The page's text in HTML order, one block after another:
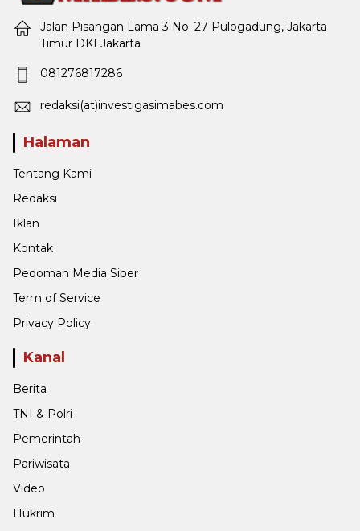
Jalan Pisangan Lama 3 No: 27 Pulogadung, Jakarta
Timur DKI Jakarta
081276817286
redaksi(at)investigasimabes.com
Halaman
Tentang Kami
Redaksi
Iklan
Kontak
Pedoman Media Siber
Term of Service
Privacy Policy
Kanal
Berita
TNI & Polri
Pemerintah
Pariwisata
Video
Hukrim